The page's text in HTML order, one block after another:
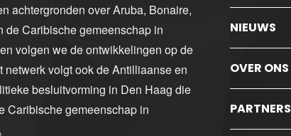
achtergronden over Aruba, Bonaire,
de Caribische gemeenschap in
volgen we de ontwikkelingen op de
volgt ook de Antilliaanse en
besluitvorming in Den Haag die
Caribische gemeenschap in
NIEUWS
OVER ONS
PARTNERS